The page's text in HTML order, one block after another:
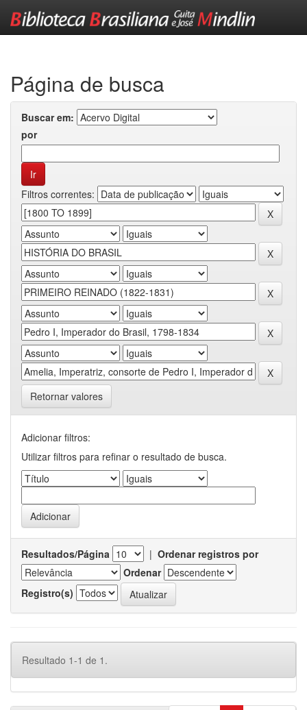
Página de busca
Buscar em:
por
Filtros correntes:
Retornar valores
Adicionar filtros:
Utilizar filtros para refinar o resultado de busca.
Resultados/Página | Ordenar registros por
Ordenar
Registro(s)
Resultado 1-1 de 1.